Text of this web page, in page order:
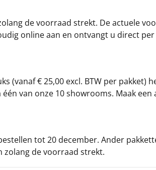
de voorraad strekt. De actuele
online aan en ontvangt u direct
(vanaf € 25,00 excl. BTW per
van onze 10 showrooms. Maak een
tot 20 december. Ander
zolang de voorraad strekt.